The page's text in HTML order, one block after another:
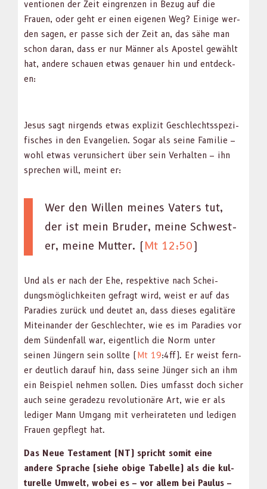
ven­tio­nen der Zeit ein­gren­zen in Bezug auf die
Frauen, oder geht er einen eige­nen Weg? Einige wer­
den sagen, er passe sich der Zeit an, das sähe man
schon daran, dass er nur Män­ner als Apos­tel gewählt
hat, andere schauen etwas genauer hin und ent­deck­
en:
Jesus sagt nir­gends etwas expliz­it Geschlechtsspez­i­
fis­ches in den Evan­gelien. Sog­ar als seine Fam­i­lie –
wohl etwas verun­sichert über sein Ver­hal­ten – ihn
sprechen will, meint er:
Wer den Willen meines Vaters tut,
der ist mein Brud­er, meine Schwest­
er, meine Mut­ter. (Mt 12:50)
Und als er nach der Ehe, respek­tive nach Schei­
dungsmöglichkeit­en gefragt wird, weist er auf das
Paradies zurück und deutet an, dass dieses egal­itäre
Miteinan­der der Geschlechter, wie es im Paradies vor
dem Sün­den­fall war, eigentlich die Norm unter
seinen Jüngern sein sollte (Mt 19:4ff). Er weist fern­
er deut­lich darauf hin, dass seine Jünger sich an ihm
ein Beispiel nehmen sollen. Dies umfasst doch sich­er
auch seine ger­adezu rev­o­lu­tionäre Art, wie er als
ledi­ger Mann Umgang mit ver­heirateten und ledi­gen
Frauen gepflegt hat.
Das Neue Tes­ta­ment (NT) spricht somit eine
andere Sprache (siehe obige Tabelle) als die kul­
turelle Umwelt, wobei es – vor allem bei Paulus –